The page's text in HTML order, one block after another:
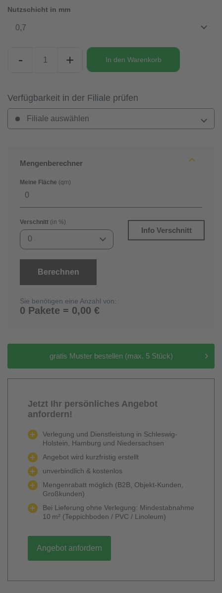
Nutzschicht in mm
0,7
- + In den Warenkorb
Verfügbarkeit in der Filiale prüfen
Filiale auswählen
Mengenberechner
Meine Fläche (qm)
Verschnitt (in %)
0
Info Verschnitt
Berechnen
Sie benötigen eine Anzahl von:
0 Pakete = 0,00 €
gratis Muster bestellen (max. 5 Stück)
Jetzt Ihr persönliches Angebot
anfordern!
Verlegung und Dienstleistung in Schleswig-
Holstein, Hamburg und Niedersachsen
Angebot wird kurzfristig erstellt
unverbindlich & kostenlos
Mengenrabatt möglich (B2B, Objekt-Kunden,
Großkunden)
Bei Lieferung ohne Verlegung: Mindestabnahme
10 m² (Teppichboden / PVC / Linoleum)
Angebot anfordern